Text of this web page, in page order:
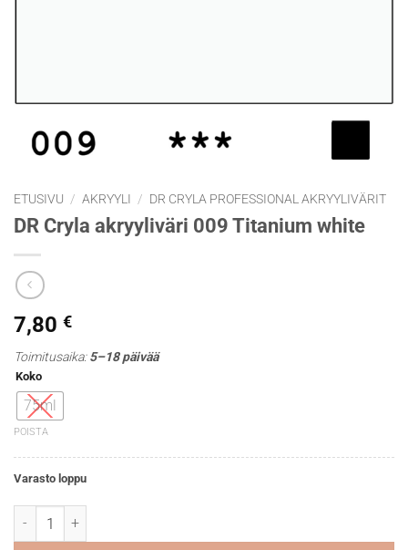
ETUSIVU / AKRYYLI / DR CRYLA PROFESSIONAL AKRYYLIVÄRIT
DR Cryla akryyliväri 009 Titanium white
7,80 €
Toimitusaika:5–18 päivää
Koko
75ml
POISTA
Varasto loppu
DR Cryla akryyliväri 009 Titanium white määrä